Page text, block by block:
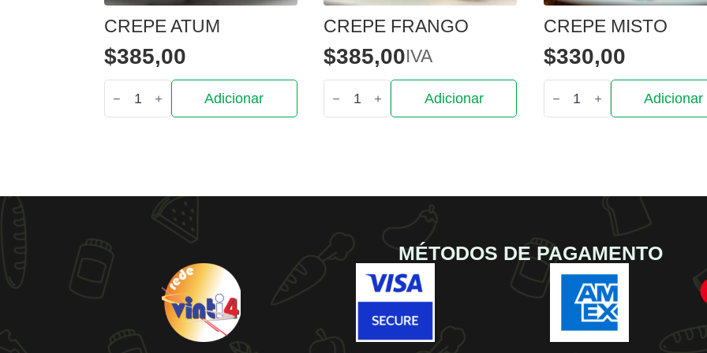
CREPE ATUM
$385,00
Quantidade
de
Crepe
Adicionar
CREPE FRANGO
$385,00 IVA
Quantidade
de
Crepe
Adicionar
CREPE MISTO
$330,00
Quantidade
de
Crepe
Adicionar
MÉTODOS DE PAGAMENTO